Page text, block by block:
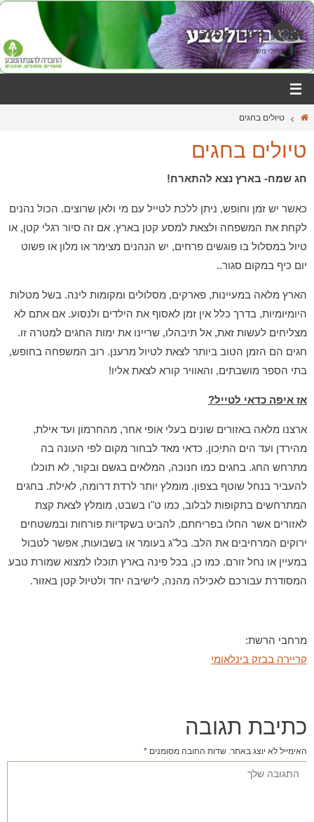
טיולים בחגים
טיולים בחגים
חג שמח- בארץ נצא להתארח!
כאשר יש זמן וחופש, ניתן ללכת לטייל עם מי ולאן שרוצים. הכול נהנים
לקחת את המשפחה ולצאת למסע קטן בארץ. אם זה סיור רגלי קטן, או
טיול במסלול בו פוגשים פרחים, יש הנהנים מצימר או מלון או פשוט
יום כיף במקום סגור..
הארץ מלאה במעיינות, פארקים, מסלולים ומקומות לינה. בשל מטלות
היומיומיות, בדרך כלל אין זמן לאסוף את הילדים ולנסוע. אם אתם לא
מצליחים לעשות זאת, אל תיבהלו, שריינו את ימות החגים למטרה זו.
חגים הם הזמן הטוב ביותר לצאת לטיול מרענן. רוב המשפחה בחופש,
בתי הספר מושבתים, והאוויר קורא לצאת אליו!
אז איפה כדאי לטייל?
ארצנו מלאה באזורים שונים בעלי אופי אחר, מהחרמון ועד אילת,
מהירדן ועד הים התיכון. כדאי מאד לבחור מקום לפי העונה בה
מתרחש החג. בחגים כמו חנוכה, המלאים בגשם ובקור, לא תוכלו
להעביר בנחל שוטף בצפון. מומלץ יותר לרדת דרומה, לאילת. בחגים
המתרחשים בתקופות לבלוב, כמו ט"ו בשבט, מומלץ לצאת קצת
לאזורים אשר החלו בפריחתם, להביט בשקדיות פורחות ובמשטחים
ירוקים המרחיבים את הלב. בל"ג בעומר או בשבועות, אפשר לטבול
במעיין או נחל זורם. כמו כן, בכל פינה בארץ תוכלו למצוא שמורת טבע
המסודרת עבורכם לאכילה מהנה, לישיבה יחד ולטיול קטן באזור.
מרחבי הרשת:
קריירה בבזק בינלאומי
כתיבת תגובה
האימייל לא יוצג באתר. שדות החובה מסומנים *